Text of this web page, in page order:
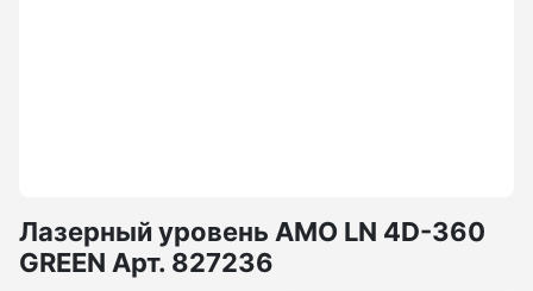
Лазерный уровень AMO LN 4D-360
GREEN Арт. 827236